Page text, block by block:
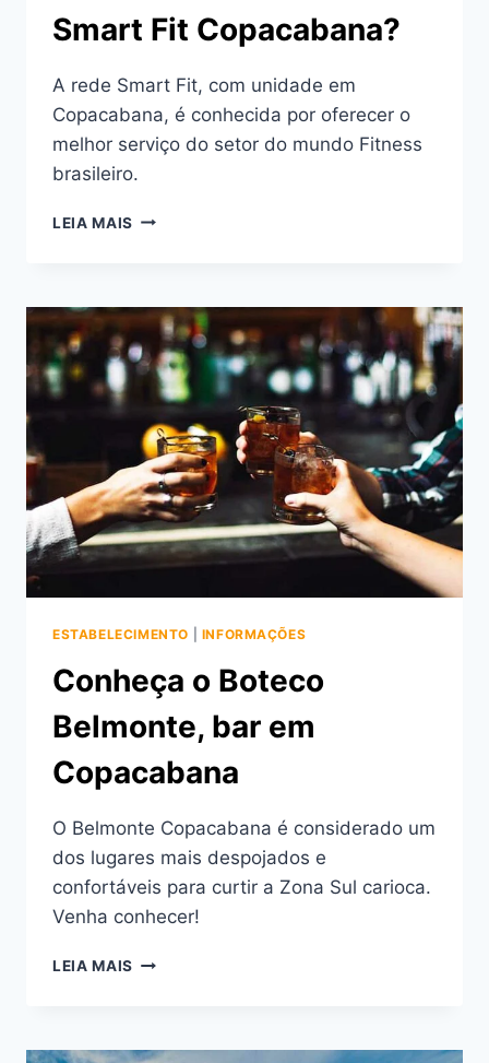
Smart Fit Copacabana?
A rede Smart Fit, com unidade em
Copacabana, é conhecida por oferecer o
melhor serviço do setor do mundo Fitness
brasileiro.
LEIA MAIS QUAIS
SMART
FIT
COPACABANA?
ESTABELECIMENTO INFORMAÇÕES
Conheça o Boteco
Belmonte, bar em
Copacabana
O Belmonte Copacabana é considerado um
dos lugares mais despojados e
confortáveis ​​para curtir a Zona Sul carioca.
Venha conhecer!
LEIA MAIS CONHEÇA
BAR